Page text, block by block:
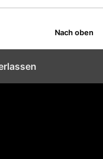
Nach oben